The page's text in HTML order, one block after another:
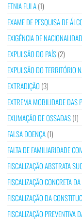
ETNIA FULA(1)
EXAME DE PESQUISA DE
EXIGÊNCIA DE
EXPULSÃO DO PAÍS(2)
EXPULSÃO DO TERRITÓRIO
EXTRADIÇÃO (3)
EXTREMA MOBILIDADE DAS
EXUMAÇÃO DE OSSADAS(1)
FALSA DOENÇA(1)
FALTA DE FAMILIARIDADE
FISCALIZAÇÃO ABSTRATA
FISCALIZAÇÃO CONCRETA
FISCALIZAÇÃO DA
FISCALIZAÇÃO PREVENTIVA